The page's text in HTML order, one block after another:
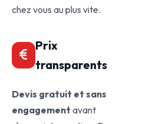
chez vous au plus vite.
Prix
transparents
Devis gratuit et sans
engagement avant